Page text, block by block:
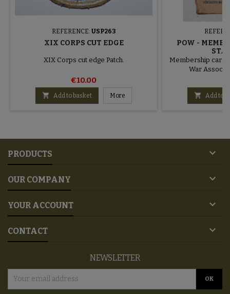
REFERENCE: USP263
XIX CORPS CUT EDGE
XIX Corps cut edge Patch.
€10.00
 Add to basket More
POW -
Membership card
War
 Add to
PRODUCTS 
OUR COMPANY 
YOUR ACCOUNT 
CONTACT 
NEWSLETTER